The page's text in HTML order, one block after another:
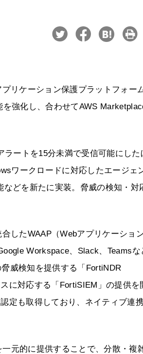
リケーション保護プラットフォー
強化し、合わせてAWS
ートを15分未満で受信可能にした
ワークロードに対応したエージェ
どを新たに実装。脅威の検知・対
したWAAP（Webアプリケーショ
Workspace、Slack、Teamsな
威検知を提供する「FortiNDR
に対応する「FortiSIEM」の提供を
定も取得しており、ネイティブ連
元的に提供することで、分散・複